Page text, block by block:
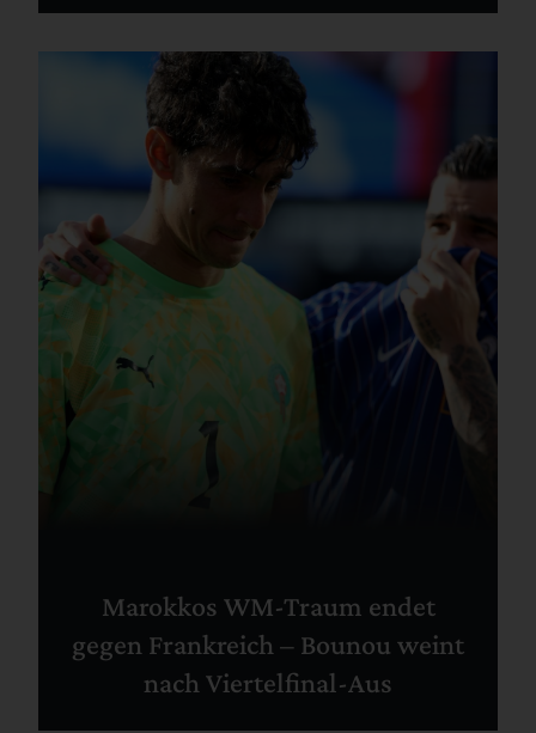
Marokkos WM-Traum endet
gegen Frankreich – Bounou weint
nach Viertelfinal-Aus